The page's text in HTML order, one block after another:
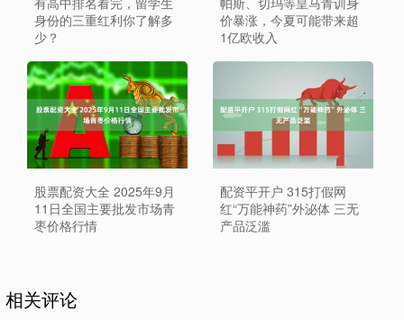
身份的三重红利你了解多
少？
价暴涨，今夏可能带来超
1亿欧收入
股票配资大全 2025年9月
11日全国主要批发市场青
枣价格行情
配资平开户 315打假网
红“万能神药”外泌体 三无
产品泛滥
相关评论